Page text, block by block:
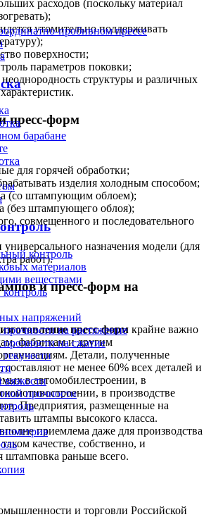
пробивном прессе
барабане
контроль
материалов
веществами
напряжений
на растяжение
на сжатие
прочности
расходов (поскольку материал
утомительно поддерживать
поверхности;
параметров поковки;
неоднородность структуры и различных
пресс-форм
для горячей обработки;
изделия холодным способом;
(со штампующим облоем);
(без штампующего облоя);
совмещенного и последовательного
назначения модели (для
работ).
и пресс-форм на
пресс-форм крайне важно
фабрикам и другим
Детали, полученные
не менее 60% всех деталей и
в автомобилестроении, в
в производстве
Предприятия, размещенные на
штампы высокого класса.
приемлема даже для производства
качестве, собственно, и
штамповка раньше всего.